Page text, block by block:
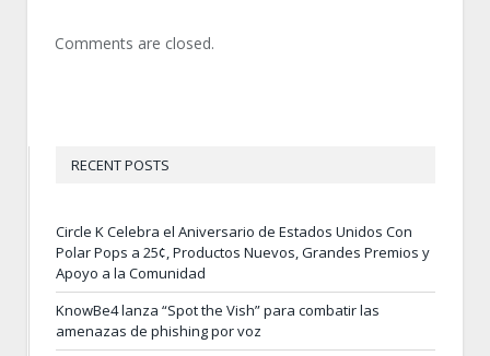
Comments are closed.
RECENT POSTS
Circle K Celebra el Aniversario de Estados Unidos Con
Polar Pops a 25¢, Productos Nuevos, Grandes Premios y
Apoyo a la Comunidad
KnowBe4 lanza “Spot the Vish” para combatir las
amenazas de phishing por voz